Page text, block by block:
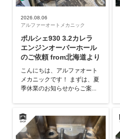
2026.08.06
アルファーオートメカニック
ポルシェ930 3.2カレラ
エンジンオーバーホール
のご依頼 from北海道より
こんにちは、アルファオート
メカニックです！ まずは、夏
季休業のお知らせからご案...